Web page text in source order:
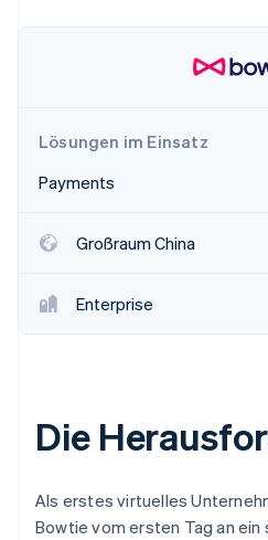
Climate
Erfahren Sie, wie
Lösungen im Einsatz
Payments
Großraum China
Enterprise
Die
Als erstes virtuelles
Bowtie vom ersten Tag an ein